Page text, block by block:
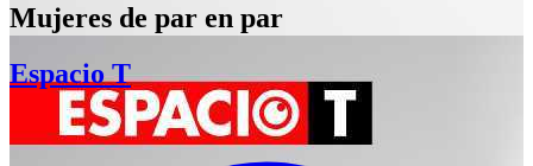
Mujeres de par en par
Espacio T